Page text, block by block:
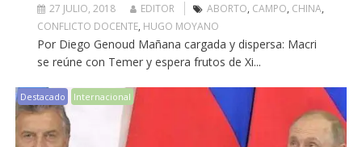
27 JULIO, 2018 EDITOR ABORTO, CAMPO, CHINA,
CONFLICTO DOCENTE, HUGO MOYANO
Por Diego Genoud Mañana cargada y dispersa: Macri
se reúne con Temer y espera frutos de Xi...
Destacado Internacional